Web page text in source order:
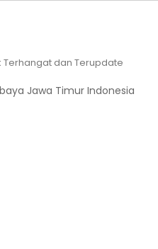
Terhangat dan Terupdate
Jawa Timur Indonesia